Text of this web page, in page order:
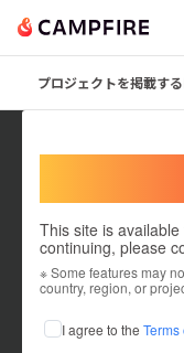
プロジェクトを掲載す
This site is
continuing, please
※ Some features may
country, region, or
I agree to the Terms
これまでに1回支援し